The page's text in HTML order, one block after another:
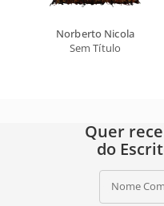
Norberto Nicola
Sem Título
Quer
do
Nome